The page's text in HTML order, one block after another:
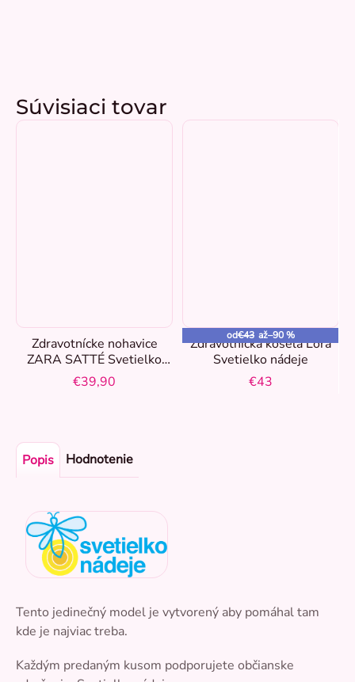
Súvisiaci tovar
Zdravotnícke nohavice
ZARA SATTÉ Svetielko
nádeje
€39,90
od€43 až–90 %
Zdravotnícka košeľa Lora
Svetielko nádeje
€43
Popis Hodnotenie
Tento jedinečný model je vytvorený aby pomáhal tam
kde je najviac treba.
Každým predaným kusom podporujete občianske